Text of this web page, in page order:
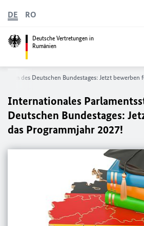
Deutsche Vertretungen in
Rumänien
DE RO
des Deutschen Bundestages: Jetzt bewerben
Internationales
Deutschen Bundestages:
das Programmjahr 2027!